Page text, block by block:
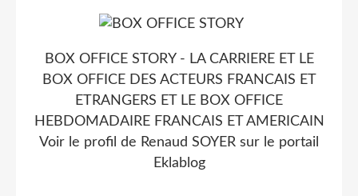
BOX OFFICE STORY - LA CARRIERE ET LE
BOX OFFICE DES ACTEURS FRANCAIS ET
ETRANGERS ET LE BOX OFFICE
HEBDOMADAIRE FRANCAIS ET AMERICAIN
Voir le profil de Renaud SOYER sur le portail
Eklablog